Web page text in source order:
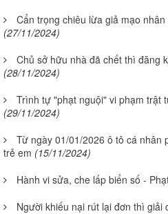
Cẩn trọng chiêu lừa giả mạo
(27/11/2024)
Chủ sở hữu nhà đã chết thì đăng
(28/11/2024)
Trình tự "phạt nguội" vi phạm trật
(29/11/2024)
Từ ngày 01/01/2026 ô tô cá nhân
trẻ em (15/11/2024)
Hành vi sửa, che lấp biển số -
Người khiếu nại rút lại đơn thì giải